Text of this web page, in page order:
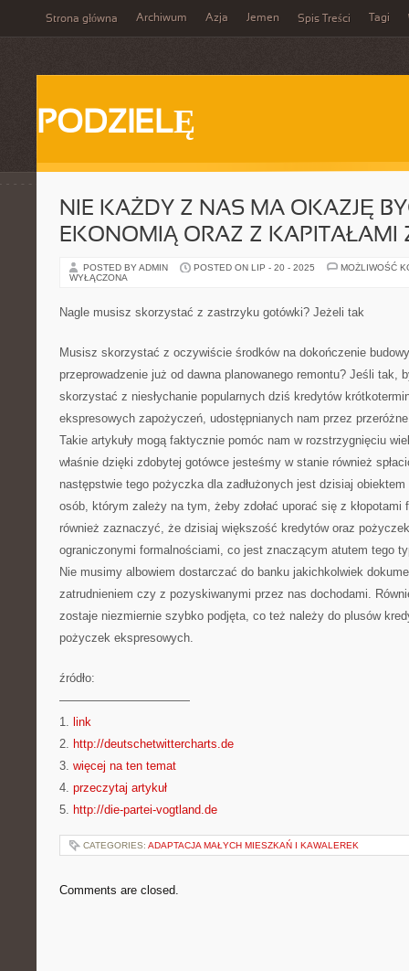
Strona główna Archiwum Azja Jemen Spis Treści Tagi
PODZIELĘ
NIE KAŻDY Z NAS MA OKAZJĘ
EKONOMIĄ ORAZ Z KAPITAŁAMI
POSTED BY ADMIN POSTED ON LIP - 20 - 2025
MOŻLIWOŚĆ
WYŁĄCZONA
Nagle musisz skorzystać z zastrzyku gotówki? Jeżeli tak
Musisz skorzystać z oczywiście środków na dokończenie
przeprowadzenie już od dawna planowanego remontu? Jeśli tak,
skorzystać z niesłychanie popularnych dziś kredytów
ekspresowych zapożyczeń, udostępnianych nam przez
Takie artykuły mogą faktycznie pomóc nam w rozstrzygnięciu
właśnie dzięki zdobytej gotówce jesteśmy w stanie również
następstwie tego pożyczka dla zadłużonych jest dzisiaj
osób, którym zależy na tym, żeby zdołać uporać się z kłopotami
również zaznaczyć, że dzisiaj większość kredytów oraz
ograniczonymi formalnościami, co jest znaczącym atutem tego
Nie musimy albowiem dostarczać do banku jakichkolwiek
zatrudnieniem czy z pozyskiwanymi przez nas dochodami.
zostaje niezmiernie szybko podjęta, co też należy do plusów
pożyczek ekspresowych.
źródło:
———————————
1. link
2. http://deutschetwittercharts.de
3. więcej na ten temat
4. przeczytaj artykuł
5. http://die-partei-vogtland.de
CATEGORIES: ADAPTACJA MAŁYCH MIESZKAŃ I KAWALEREK
Comments are closed.